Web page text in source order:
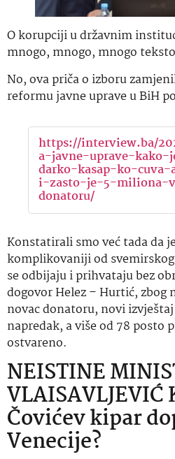
O korupciji u državnim
mnogo, mnogo, mnogo
No, ova priča o izboru
reformu javne uprave u BiH
https://interview.ba/
a-javne-uprave-kako-
darko-kasap-ko-
i-zasto-je-5-miliona-
donatoru/
Konstatirali smo već tada da
komplikovaniji od
se odbijaju i prihvataju bez
dogovor Helez – Hurtić, zbog
novac donatoru, novi
napredak, a više od 78 posto
ostvareno.
NEISTINE
VLAISAVLJEVIĆ
Čovićev kipar
Venecije?